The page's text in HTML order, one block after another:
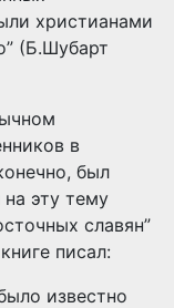
христианами
(Б.Шубарт
в
был
эту тему
славян”
писал:
известно